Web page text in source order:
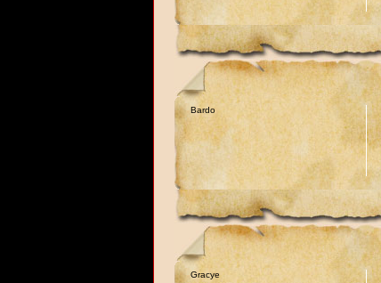
Bardo
Gracye